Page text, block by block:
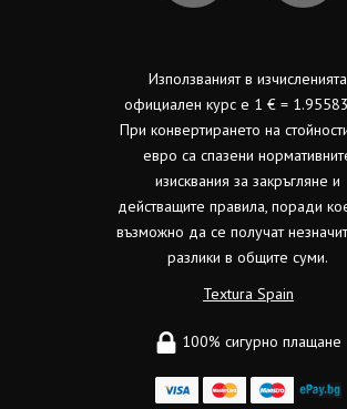
Използваният в изчисленията
официален курс е 1 € =
При конвертирането на
евро са спазени
изисквания за закръгляне и
действащите правила, поради
възможно да се получат
разлики в общите суми.
Textura Spain
100% сигурно плащане